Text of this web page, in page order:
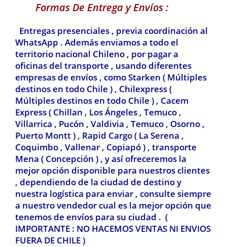
Formas De Entrega y Envíos :
Entregas presenciales , previa coordinación al
WhatsApp . Además enviamos a todo el
territorio nacional Chileno , por pagar a
oficinas del transporte , usando diferentes
empresas de envíos , como Starken ( Múltiples
destinos en todo Chile ) , Chilexpress(
Múltiples destinos en todo Chile ) , Cacem
Express ( Chillan , Los Ángeles , Temuco ,
Villarrica , Pucón , Valdivia , Temuco , Osorno ,
Puerto Montt ) , Rapid Cargo ( La Serena ,
Coquimbo , Vallenar , Copiapó ) , transporte
Mena ( Concepción ) , y así ofreceremos la
mejor opción disponible para nuestros clientes
, dependiendo de la ciudad de destino y
nuestra logística para enviar , consulte siempre
a nuestro vendedor cual es la mejor opción que
tenemos de envíos para su ciudad . (
IMPORTANTE : NO HACEMOS VENTAS NI ENVIOS
FUERA DE CHILE )